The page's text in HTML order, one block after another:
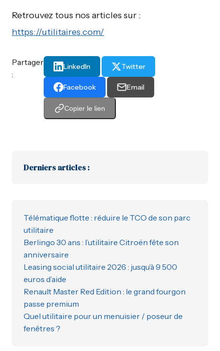
Retrouvez tous nos articles sur :
https://utilitaires.com/
Partager
:
LinkedIn Twitter
Facebook Email
Copier le lien
Derniers articles :
Télématique flotte : réduire le TCO de son parc
utilitaire
Berlingo 30 ans : l’utilitaire Citroën fête son
anniversaire
Leasing social utilitaire 2026 : jusqu’à 9 500
euros d’aide
Renault Master Red Edition : le grand fourgon
passe premium
Quel utilitaire pour un menuisier / poseur de
fenêtres ?